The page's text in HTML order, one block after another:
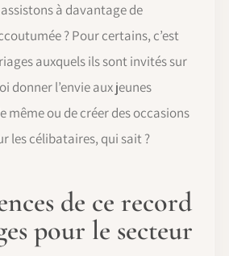
à davantage de
? Pour certains, c’est
auxquels ils sont invités sur
donner l’envie aux jeunes
même ou de créer des occasions
les célibataires, qui sait ?
de ce record
pour le secteur